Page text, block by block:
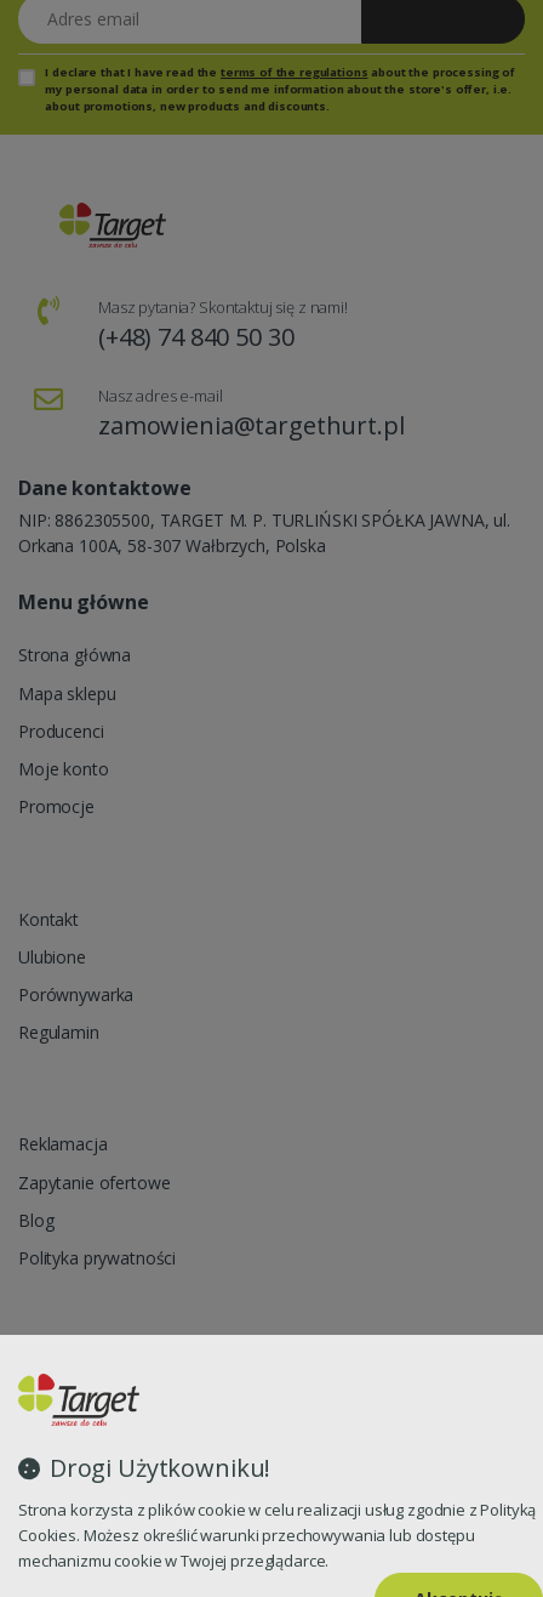
Drogi Użytkowniku!
Strona korzysta z plików cookie w celu realizacji usług zgodnie z Polityką
Cookies. Możesz określić warunki przechowywania lub dostępu
mechanizmu cookie w Twojej przeglądarce.
Adres email
I declare that I have read the terms of the regulations about the processing of
my personal data in order to send me information about the store's offer, i.e.
about promotions, new products and discounts.
Masz pytania? Skontaktuj się z nami!
(+48) 74 840 50 30
Nasz adres e-mail
zamowienia@targethurt.pl
Dane kontaktowe
NIP: 8862305500, TARGET M. P. TURLIŃSKI SPÓŁKA JAWNA, ul.
Orkana 100A, 58-307 Wałbrzych, Polska
Menu główne
Strona główna
Mapa sklepu
Producenci
Moje konto
Promocje
Kontakt
Ulubione
Porównywarka
Regulamin
Reklamacja
Zapytanie ofertowe
Blog
Polityka prywatności